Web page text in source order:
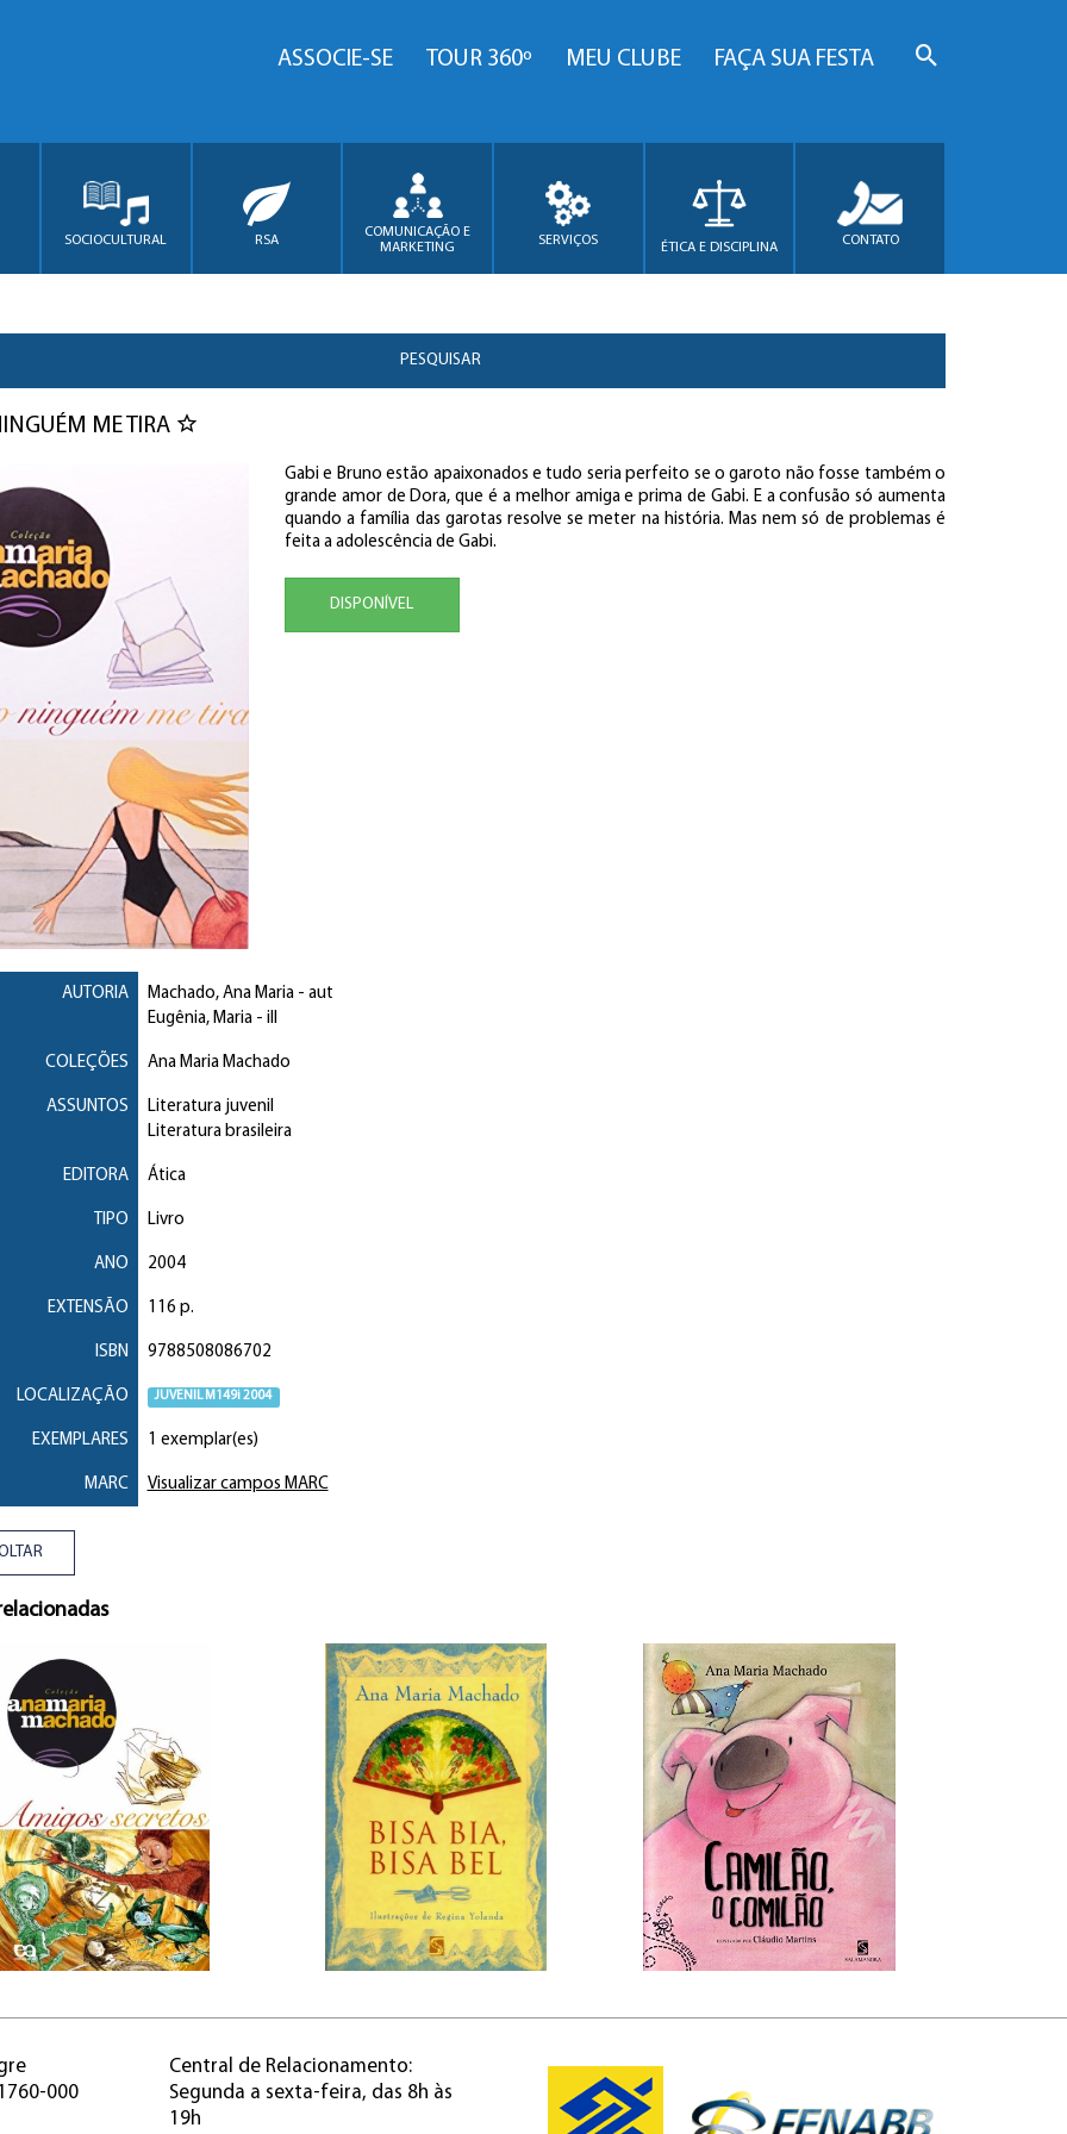
ASSOCIE-SE TOUR 360º MEU CLUBE FAÇA SUA FESTA
SOCIOCULTURAL RSA
COMUNICAÇÃO E
MARKETING
SERVIÇOS ÉTICA E DISCIPLINA CONTATO
PESQUISAR
ME TIRA
Gabi e Bruno estão apaixonados e tudo seria perfeito se o garoto não fosse também o
grande amor de Dora, que é a melhor amiga e prima de Gabi. E a confusão só aumenta
quando a família das garotas resolve se meter na história. Mas nem só de problemas é
feita a adolescência de Gabi.
DISPONÍVEL
AUTORIA Machado, Ana Maria- aut
Eugênia, Maria- ill
COLEÇÕES Ana Maria Machado
ASSUNTOS
Literatura juvenil
Literatura brasileira
EDITORA Ática
TIPO Livro
ANO 2004
EXTENSÃO 116 p.
ISBN 9788508086702
LOCALIZAÇÃO JUVENIL M149i 2004
EXEMPLARES 1 exemplar(es)
MARC Visualizar campos MARC
000
Central de Relacionamento:
Segunda a sexta-feira, das 8h às
19h